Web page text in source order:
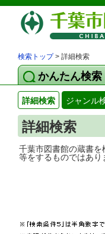
検索トップ> 詳細検索
かんたん検索
詳細検索 ジャンル
詳細検索
千葉市図書館
等をするものではあり